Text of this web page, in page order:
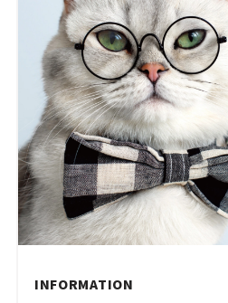
INFORMATION